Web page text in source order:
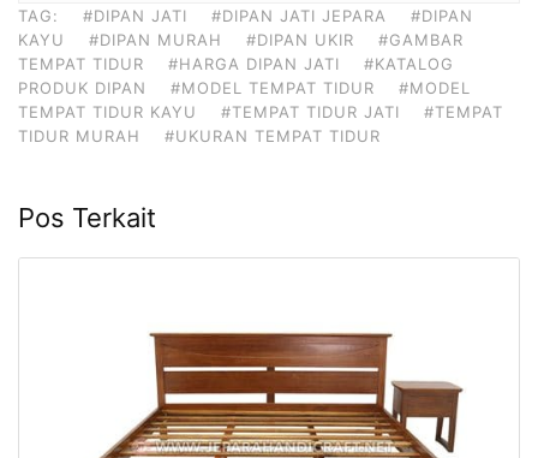
TAG: #DIPAN JATI #DIPAN JATI JEPARA
#DIPAN
KAYU
#DIPAN MURAH #DIPAN UKIR
#GAMBAR
TEMPAT TIDUR
#HARGA DIPAN JATI
#KATALOG
PRODUK DIPAN
#MODEL TEMPAT TIDUR
#MODEL
TEMPAT TIDUR KAYU
#TEMPAT TIDUR JATI
#TEMPAT
TIDUR MURAH
#UKURAN TEMPAT TIDUR
Pos Terkait